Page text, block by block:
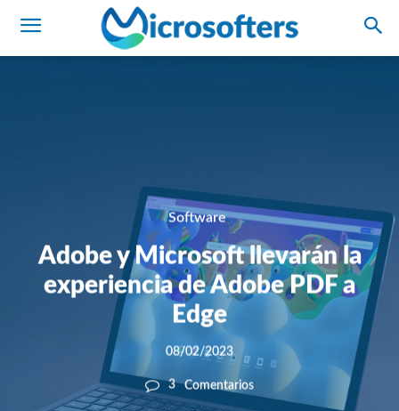
Software
Adobe y Microsoft llevarán la
experiencia de Adobe PDF a
Edge
08/02/2023
3 Comentarios